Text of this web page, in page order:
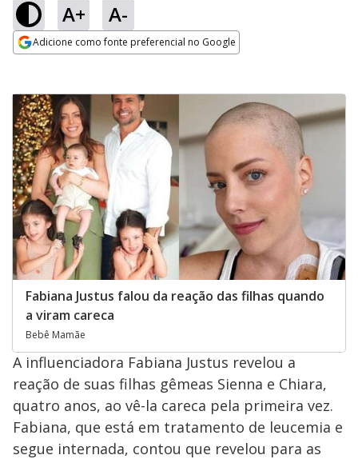
A+ A-
Adicione como fonte preferencial no Google
Fabiana Justus falou da reação das filhas quando
a viram careca
Bebê Mamãe
A influenciadora Fabiana Justus revelou a
reação de suas filhas gêmeas Sienna e Chiara,
quatro anos, ao vê-la careca pela primeira vez.
Fabiana, que está em tratamento de leucemia e
segue internada, contou que revelou para as